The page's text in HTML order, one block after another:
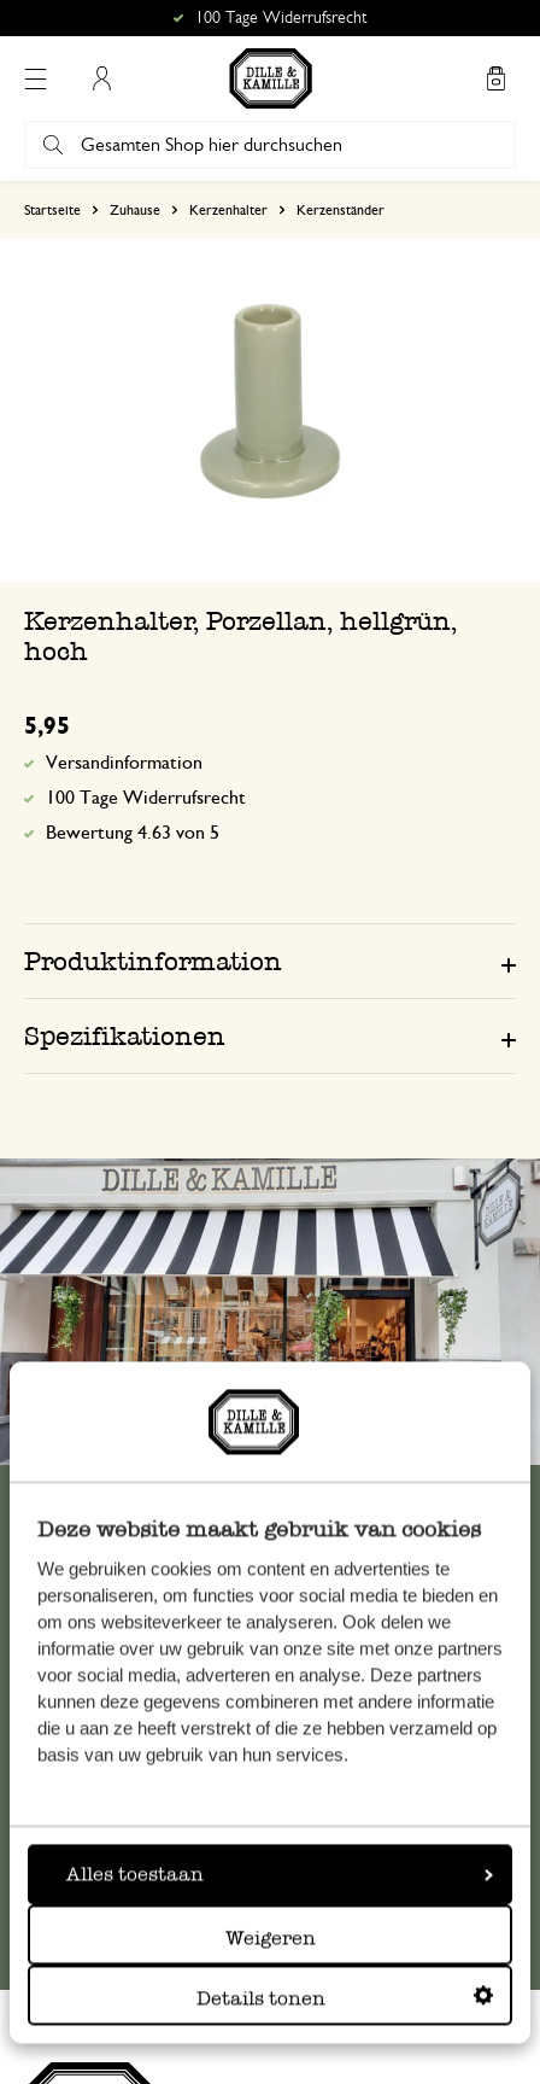
Deze website maakt gebruik van cookies
We gebruiken cookies om content en advertenties te
personaliseren, om functies voor social media te bieden en
om ons websiteverkeer te analyseren. Ook delen we
informatie over uw gebruik van onze site met onze partners
voor social media, adverteren en analyse. Deze partners
kunnen deze gegevens combineren met andere informatie
die u aan ze heeft verstrekt of die ze hebben verzameld op
basis van uw gebruik van hun services.
Alles toestaan
Weigeren
Details tonen
100 Tage Widerrufsrecht
Startseite Zuhause Kerzenhalter Kerzenständer
Kerzenhalter, Porzellan, hellgrün,
hoch
5,95
Versandinformation
100 Tage Widerrufsrecht
Bewertung 4.63 von 5
Produktinformation
Spezifikationen
Immer in der Nähe
Kundenservice/Hilfe
Falls Sie Fragen haben oder Tipps und Hilfe brauchen, wenden
Sie sich bitte an unseren Kundenservice. Oder lesen Sie hier
die Antworten auf häufig gestellte Fragen